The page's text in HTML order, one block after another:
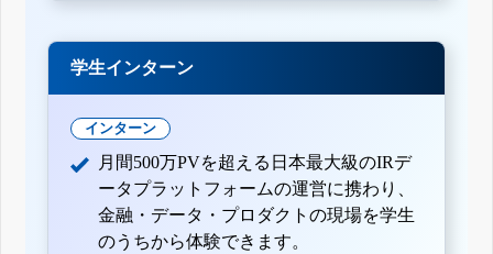
学生インターン
インターン
月間500万PVを超える日本最大級のIRデ
ータプラットフォームの運営に携わり、
金融・データ・プロダクトの現場を学生
のうちから体験できます。